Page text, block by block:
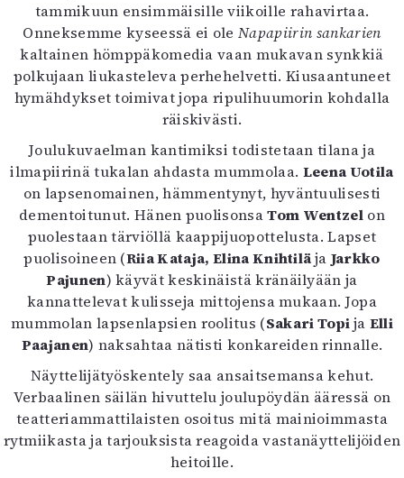
Lehdet
4/2026
2–3/2026
1/2026
6/2025
5/2025 saame
5/2025
Lehtiarkisto
Info
Tilaus ja irtonumerot
Yhteistyössä
Toimitus
Mediatiedot
Kaltio ry
tammikuun ensimmäisille viikoille rahavirtaa.
Onneksemme kyseessä ei oleNapapiirin sankarien
kaltainen hömppäkomedia vaan mukavan synkkiä
polkujaan liukasteleva perhehelvetti. Kiusaantuneet
hymähdykset toimivat jopa ripulihuumorin kohdalla
räiskivästi.
Joulukuvaelman kantimiksi todistetaan tilana ja
ilmapiirinä tukalan ahdasta mummolaa. Leena Uotila
on lapsenomainen, hämmentynyt, hyväntuulisesti
dementoitunut. Hänen puolisonsaTom Wentzelon
puolestaan tärviöllä kaappijuopottelusta. Lapset
puolisoineen (Riia Kataja, Elina Knihtiläja Jarkko
Pajunen) käyvät keskinäistä kränäilyään ja
kannattelevat kulisseja mittojensa mukaan. Jopa
mummolan lapsenlapsien roolitus (Sakari Topija Elli
Paajanen) naksahtaa nätisti konkareiden rinnalle.
Näyttelijätyöskentely saa ansaitsemansa kehut.
Verbaalinen säilän hivuttelu joulupöydän ääressä on
teatteriammattilaisten osoitus mitä mainioimmasta
rytmiikasta ja tarjouksista reagoida vastanäyttelijöiden
heitoille.